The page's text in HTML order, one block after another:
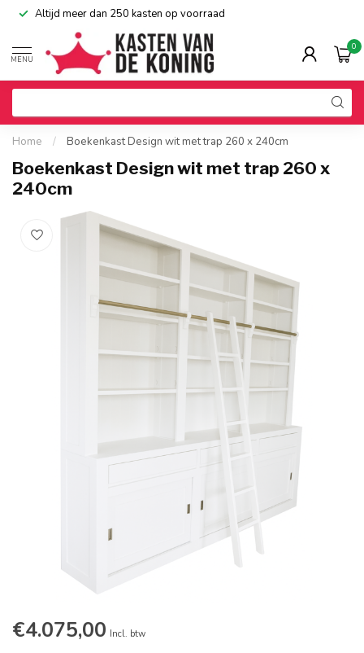
Altijd meer dan 250 kasten op voorraad
MENU
0
Home / Boekenkast Design wit met trap 260 x 240cm
Boekenkast Design wit met trap 260 x
240cm
€4.075,00 Incl. btw